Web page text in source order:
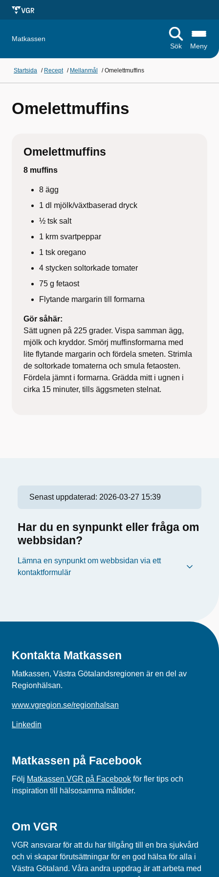
Matkassen
Sök
Meny
Startsida / Recept / Mellanmål /Omelettmuffins
Omelettmuffins
Omelettmuffins
8 muffins
8 ägg
1 dl mjölk/växtbaserad dryck
½ tsk salt
1 krm svartpeppar
1 tsk oregano
4 stycken soltorkade tomater
75 g fetaost
Flytande margarin till formarna
Gör såhär:
Sätt ugnen på 225 grader. Vispa samman ägg,
mjölk och kryddor. Smörj muffinsformarna med
lite flytande margarin och fördela smeten. Strimla
de soltorkade tomaterna och smula fetaosten.
Fördela jämnt i formarna. Grädda mitt i ugnen i
cirka 15 minuter, tills äggsmeten stelnat.
Senast uppdaterad: 2026-03-27 15:39
Har du en synpunkt eller fråga om
webbsidan?
Lämna en synpunkt om webbsidan via ett
kontaktformulär
Kontakta Matkassen
Matkassen, Västra Götalandsregionen är en del av
Regionhälsan.
www.vgregion.se/regionhalsan
Linkedin
Matkassen på Facebook
Följ Matkassen VGR på Facebook för fler tips och
inspiration till hälsosamma måltider.
Om VGR
VGR ansvarar för att du har tillgång till en bra sjukvård
och vi skapar förutsättningar för en god hälsa för alla i
Västra Götaland. Våra andra uppdrag är att arbeta med